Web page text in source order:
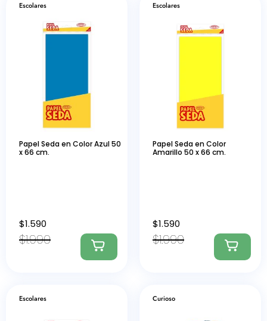
Escolares
Papel Seda en Color Azul 50
x 66 cm.
$1.990
$1.590
Escolares
Papel Seda en Color
Amarillo 50 x 66 cm.
$1.990
$1.590
Escolares Curioso